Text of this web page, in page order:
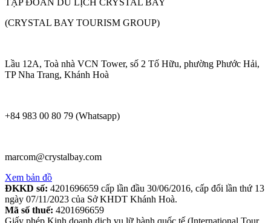
(CRYSTAL BAY TOURISM GROUP)
Lầu 12A, Toà nhà VCN Tower, số 2 Tố Hữu, phường Phước Hải,
TP Nha Trang, Khánh Hoà
+84 983 00 80 79 (Whatsapp)
marcom@crystalbay.com
Xem bản đồ
ĐKKD số: 4201696659 cấp lần đầu 30/06/2016, cấp đổi lần thứ 13
ngày 07/11/2023 của Sở KHDT Khánh Hoà.
Mã số thuế: 4201696659
Giấy phép Kinh doanh dịch vụ lữ hành quốc tế (International Tour